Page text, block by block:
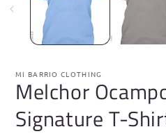
MI BARRIO CLOTHING
Melchor
Signature T-